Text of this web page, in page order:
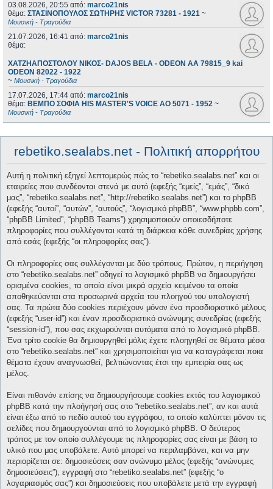
03.08.2026, 20:55 από: marco21nis
θέμα: ΣΤΑΣΙΝΟΠΟΥΛΟΣ ΣΩΤΗΡΗΣ VICTOR 73281 - 1921 ~
Μουσική - Τραγούδια
21.07.2026, 16:41 από: marco21nis
θέμα:
ΧΑΤΖΗΑΠΟΣΤΟΛΟΥ ΝΙΚΟΣ- DAJOS BELA - ODEON AA 79815_9 kai
ODEON 82022 - 1922
~ Μουσική - Τραγούδια
17.07.2026, 17:44 από: marco21nis
θέμα: ΒΕΜΠΟ ΣΟΦΙΑ HIS MASTER'S VOICE AO 5071 - 1952 ~
Μουσική - Τραγούδια
rebetiko.sealabs.net - Πολιτική απορρήτου
Αυτή η πολιτική εξηγεί λεπτομερώς πώς το “rebetiko.sealabs.net” και οι
εταιρείες που συνδέονται στενά με αυτό (εφεξής “εμείς”, “εμάς”, “δικό
μας”, “rebetiko.sealabs.net”, “http://rebetiko.sealabs.net”) και το phpBB
(εφεξής “αυτοί”, “αυτών”, “αυτούς”, “λογισμικό phpBB”, “www.phpbb.com”,
“phpBB Limited”, “phpBB Teams”) χρησιμοποιούν οποιεσδήποτε
πληροφορίες που συλλέγονται κατά τη διάρκεια κάθε συνεδρίας χρήσης
από εσάς (εφεξής “οι πληροφορίες σας”).
Οι πληροφορίες σας συλλέγονται με δύο τρόπους. Πρώτον, η περιήγηση
στο “rebetiko.sealabs.net” οδηγεί το λογισμικό phpBB να δημιουργήσει
ορισμένα cookies, τα οποία είναι μικρά αρχεία κειμένου τα οποία
αποθηκεύονται στα προσωρινά αρχεία του πλοηγού του υπολογιστή
σας. Τα πρώτα δύο cookies περιέχουν μόνον ένα προσδιοριστικό μέλους
(εφεξής “user-id”) και έναν προσδιοριστικό ανώνυμης συνεδρίας (εφεξής
“session-id”), που σας εκχωρούνται αυτόματα από το λογισμικό phpBB.
Ένα τρίτο cookie θα δημιουργηθεί μόλις έχετε πλοηγηθεί σε θέματα μέσα
στο “rebetiko.sealabs.net” και χρησιμοποιείται για να καταγράφεται ποια
θέματα έχουν αναγνωσθεί, βελτιώνοντας έτσι την εμπειρία σας ως
μέλος.
Είναι πιθανόν επίσης να δημιουργήσουμε cookies εκτός του λογισμικού
phpBB κατά την πλοήγησή σας στο “rebetiko.sealabs.net”, αν και αυτά
είναι έξω από το πεδίο αυτού του εγγράφου, το οποίο καλύπτει μόνον τις
σελίδες που δημιουργούνται από το λογισμικό phpBB. Ο δεύτερος
τρόπος με τον οποίο συλλέγουμε τις πληροφορίες σας είναι με βάση το
υλικό που μας υποβάλετε. Αυτό μπορεί να περιλαμβάνει, και να μην
περιορίζεται σε: δημοσιεύσεις σαν ανώνυμο μέλος (εφεξής “ανώνυμες
δημοσιεύσεις”), εγγραφή στο “rebetiko.sealabs.net” (εφεξής “ο
λογαριασμός σας”) και δημοσιεύσεις που υποβάλετε μετά την εγγραφή